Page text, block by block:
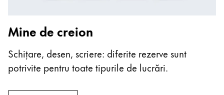
Mine de creion
Schițare, desen, scriere: diferite rezerve sunt
potrivite pentru toate tipurile de lucrări.